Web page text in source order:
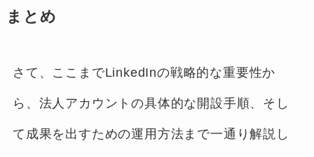
まとめ
さて、ここまでLinkedInの戦略的な重要性か
ら、法人アカウントの具体的な開設手順、そし
て成果を出すための運用方法まで一通り解説し